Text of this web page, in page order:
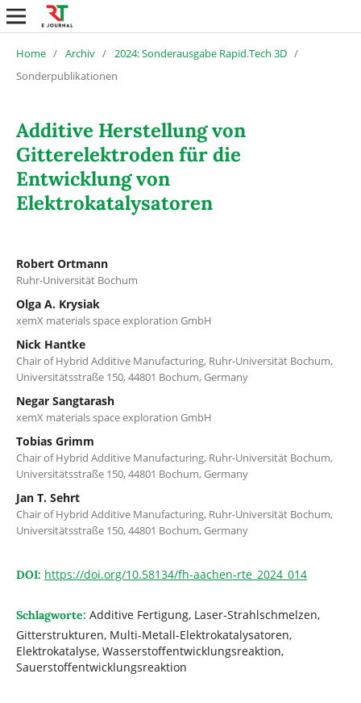
Home / Archiv / 2024: Sonderausgabe Rapid.Tech 3D /
Sonderpublikationen
Additive Herstellung von
Gitterelektroden für die
Entwicklung von
Elektrokatalysatoren
Robert Ortmann
Ruhr-Universität Bochum
Olga A. Krysiak
xemX materials space exploration GmbH
Nick Hantke
Chair of Hybrid Additive Manufacturing, Ruhr-Universität Bochum,
Universitätsstraße 150, 44801 Bochum, Germany
Negar Sangtarash
xemX materials space exploration GmbH
Tobias Grimm
Chair of Hybrid Additive Manufacturing, Ruhr-Universität Bochum,
Universitätsstraße 150, 44801 Bochum, Germany
Jan T. Sehrt
Chair of Hybrid Additive Manufacturing, Ruhr-Universität Bochum,
Universitätsstraße 150, 44801 Bochum, Germany
DOI: https://doi.org/10.58134/fh-aachen-rte_2024_014
Schlagworte: Additive Fertigung, Laser-Strahlschmelzen,
Gitterstrukturen, Multi-Metall-Elektrokatalysatoren,
Elektrokatalyse, Wasserstoffentwicklungsreaktion,
Sauerstoffentwicklungsreaktion